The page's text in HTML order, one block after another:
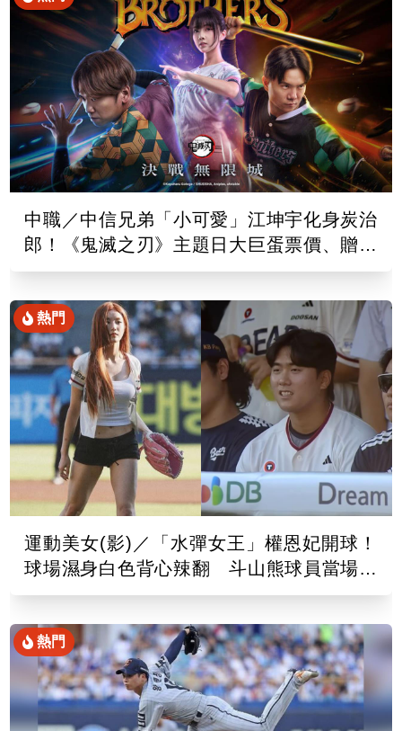
中職／中信兄弟「小可愛」江坤宇化身炭治
郎！《鬼滅之刃》主題日大巨蛋票價、贈品
出爐
熱門
運動美女(影)／「水彈女王」權恩妃開球！
球場濕身白色背心辣翻 斗山熊球員當場看
傻
熱門